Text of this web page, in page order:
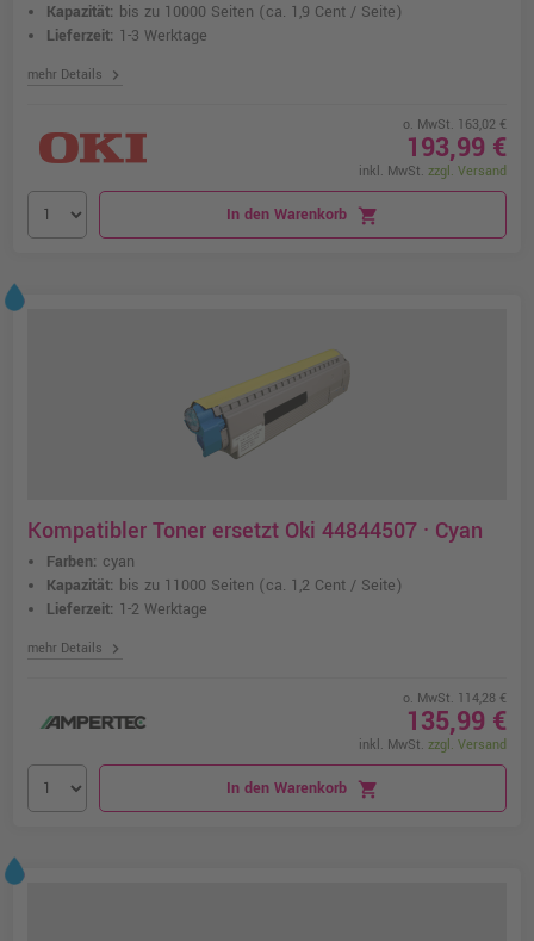
Kapazität: bis zu 10000 Seiten (ca. 1,9 Cent / Seite)
Lieferzeit: 1-3 Werktage
mehr Details chevron_right
o. MwSt. 163,02 €
193,99 €
inkl. MwSt. zzgl. Versand
In den Warenkorb shopping_cart
Kompatibler Toner ersetzt Oki 44844507 · Cyan
Farben: cyan
Kapazität: bis zu 11000 Seiten (ca. 1,2 Cent / Seite)
Lieferzeit: 1-2 Werktage
mehr Details chevron_right
o. MwSt. 114,28 €
135,99 €
inkl. MwSt. zzgl. Versand
In den Warenkorb shopping_cart